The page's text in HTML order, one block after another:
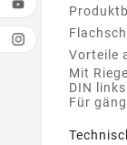
Vorteile
Mit
DIN
Für